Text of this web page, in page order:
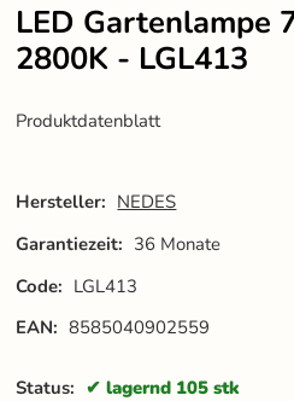
LED Gartenlampe
2800K - LGL413
Produktdatenblatt
Hersteller: NEDES
Garantiezeit: 36 Monate
Code: LGL413
EAN: 8585040902559
Status: lagernd 105 stk